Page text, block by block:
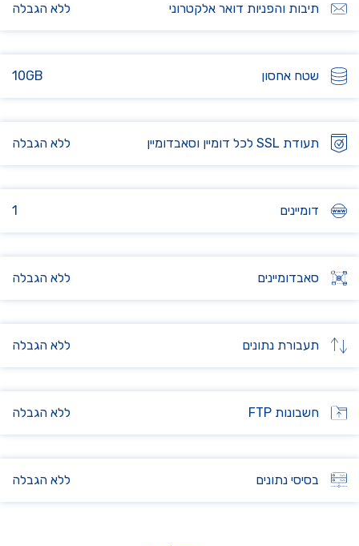
תיבות והפניות דואר אלקטרוני ללא הגבלה
שטח אחסון 10GB
תעודת SSL לכל דומיין וסאבדומיין ללא הגבלה
דומיינים
סאבדומיינים ללא הגבלה
תעבורת נתונים ללא הגבלה
חשבונות FTP ללא הגבלה
בסיסי נתונים ללא הגבלה